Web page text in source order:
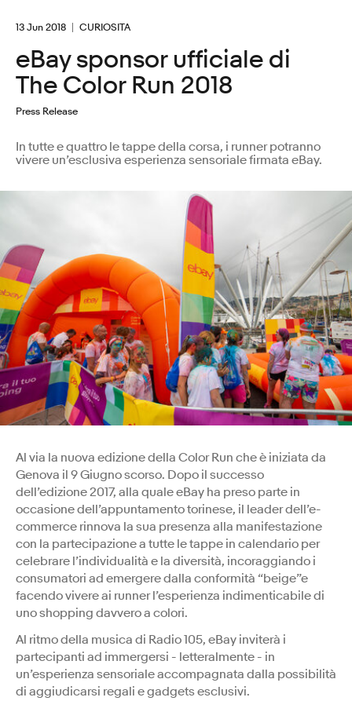
13 Jun 2018 CURIOSITA
eBay sponsor ufficiale di
The Color Run 2018
Press Release
In tutte e quattro le tappe della corsa, i runner potranno
vivere un’esclusiva esperienza sensoriale firmata eBay.
Al via la nuova edizione della Color Run che è iniziata da
Genova il 9 Giugno scorso. Dopo il successo
dell’edizione 2017, alla quale eBay ha preso parte in
occasione dell’appuntamento torinese, il leader dell’e-
commerce rinnova la sua presenza alla manifestazione
con la partecipazione a tutte le tappe in calendario per
celebrare l’individualità e la diversità, incoraggiando i
consumatori ad emergere dalla conformità “beige”e
facendo vivere ai runner l’esperienza indimenticabile di
uno shopping davvero a colori.
Al ritmo della musica di Radio 105, eBay inviterà i
partecipanti ad immergersi - letteralmente - in
un’esperienza sensoriale accompagnata dalla possibilità
di aggiudicarsi regali e gadgets esclusivi.